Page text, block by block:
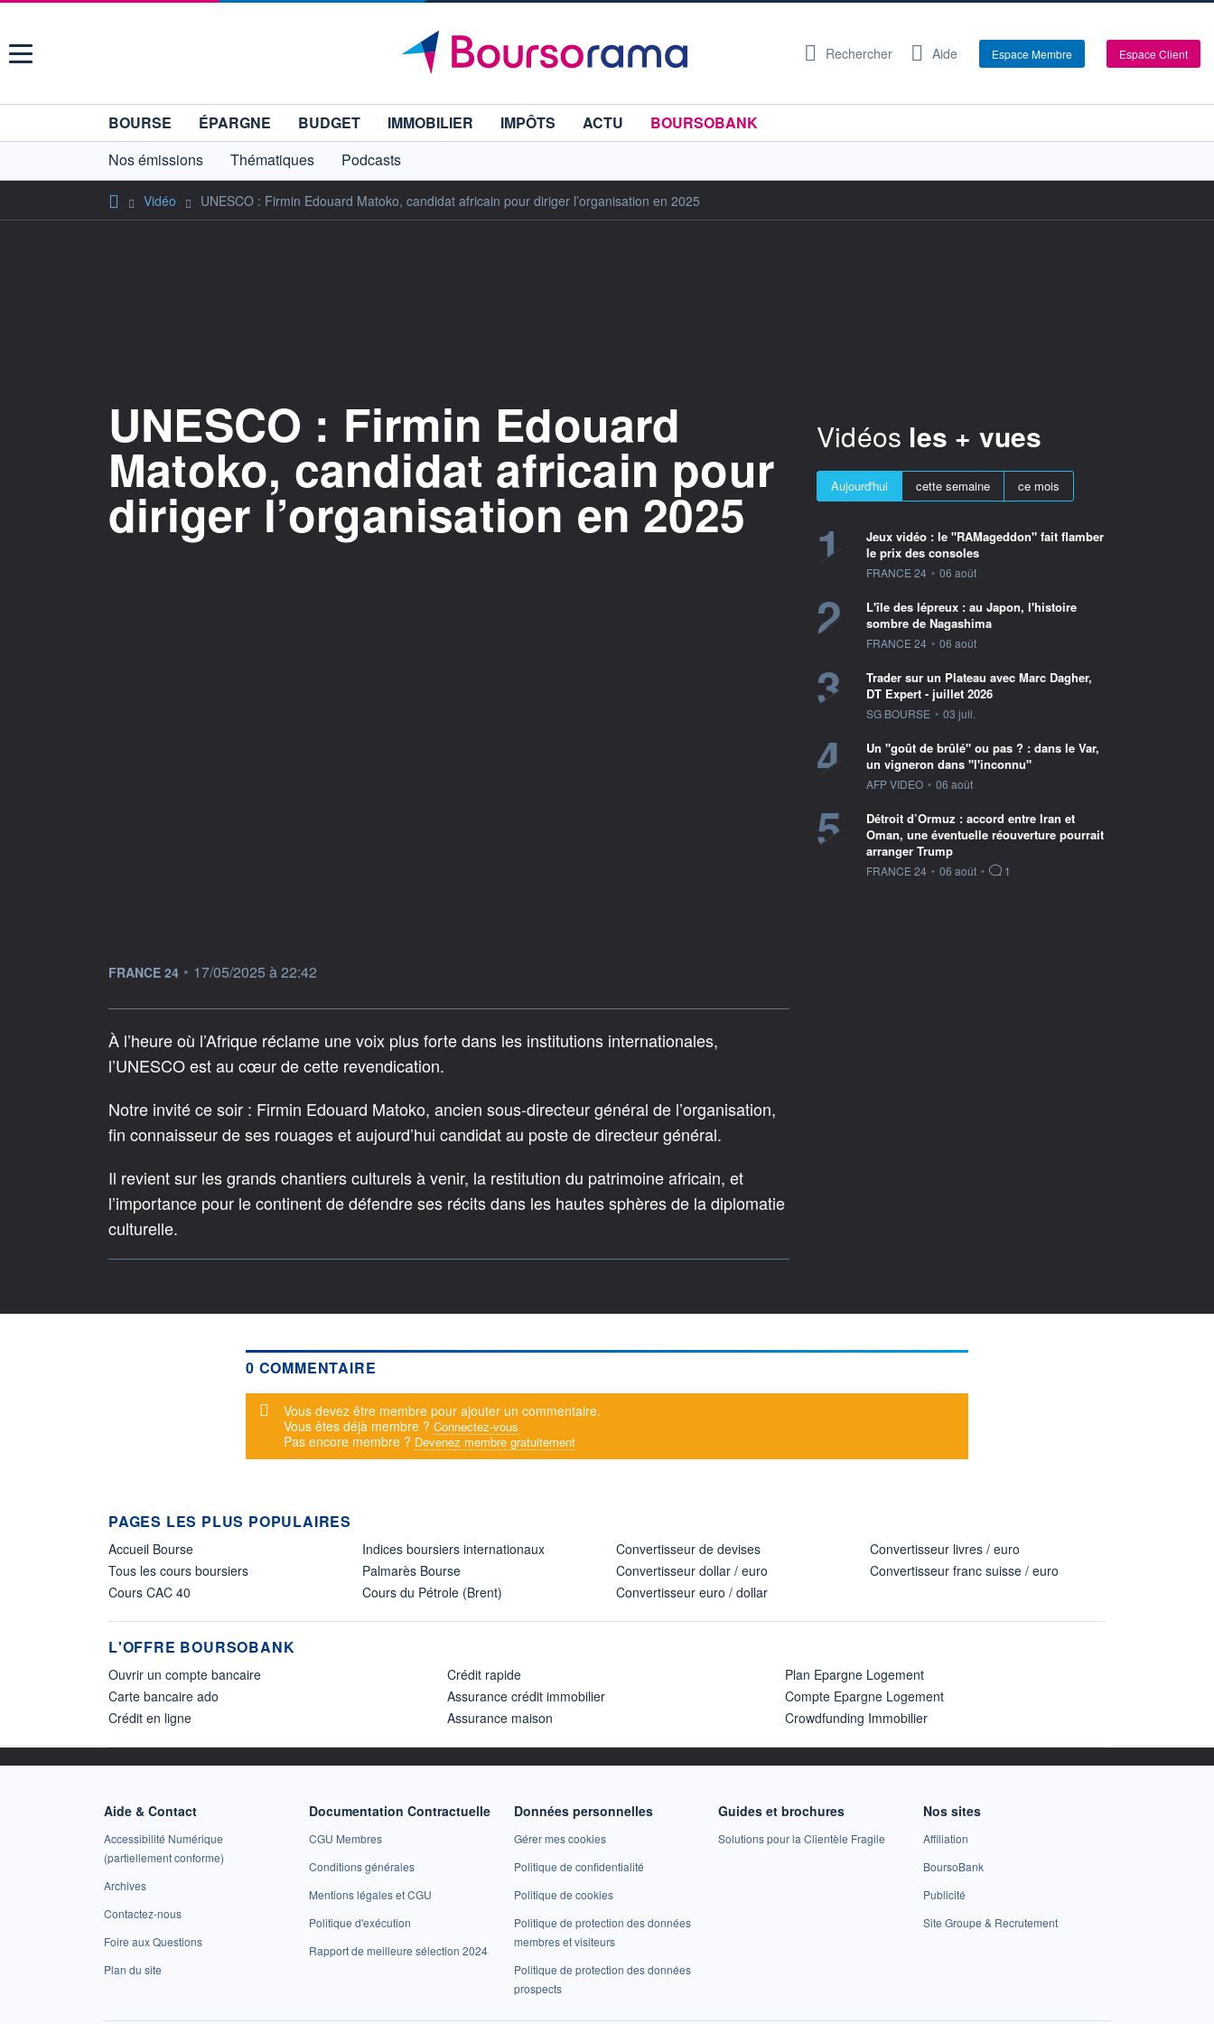
Menu Rechercher Aide Espace Membre Espace Client
BOURSE ÉPARGNE BUDGET IMMOBILIER IMPÔTS ACTU
BOURSOBANK
Nos émissions
Thématiques Podcasts
Vidéo UNESCO : Firmin Edouard Matoko, candidat africain pour diriger l’organisation en 2025
UNESCO : Firmin Edouard
Matoko, candidat africain pour
diriger l’organisation en 2025
information fournie par
FRANCE 24 • 17/05/2025 à 22:42
À l’heure où l’Afrique réclame une voix plus forte dans les institutions internationales,
l’UNESCO est au cœur de cette revendication.
Notre invité ce soir : Firmin Edouard Matoko, ancien sous-directeur général de l’organisation,
fin connaisseur de ses rouages et aujourd’hui candidat au poste de directeur général.
Il revient sur les grands chantiers culturels à venir, la restitution du patrimoine africain, et
l’importance pour le continent de défendre ses récits dans les hautes sphères de la diplomatie
culturelle.
Vidéos les + vues
Aujourd'hui cette semaine ce mois
1
Jeux vidéo : le "RAMageddon" fait flamber
le prix des consoles
information fournie par
FRANCE 24 • 06 août
2
L'île des lépreux : au Japon, l'histoire
sombre de Nagashima
information fournie par
FRANCE 24 • 06 août
3
Trader sur un Plateau avec Marc Dagher,
DT Expert - juillet 2026
information fournie par
SG BOURSE • 03 juil.
4
Un "goût de brûlé" ou pas ? : dans le Var,
un vigneron dans "l'inconnu"
information fournie par
AFP VIDEO • 06 août
5
Détroit d’Ormuz : accord entre Iran et
Oman, une éventuelle réouverture pourrait
arranger Trump
information fournie par
FRANCE 24 • 06 août • 1
0 COMMENTAIRE
Message d'alerte
Vous devez être membre pour ajouter un commentaire.
Vous êtes déjà membre ? Connectez-vous
Pas encore membre ? Devenez membre gratuitement
PAGES LES PLUS POPULAIRES
Accueil Bourse
Tous les cours boursiers
Cours CAC 40
Indices boursiers internationaux
Palmarès Bourse
Cours du Pétrole (Brent)
Convertisseur de devises
Convertisseur dollar / euro
Convertisseur euro / dollar
Convertisseur livres / euro
Convertisseur franc suisse / euro
L'OFFRE BOURSOBANK
Ouvrir un compte bancaire
Carte bancaire ado
Crédit en ligne
Crédit rapide
Assurance crédit immobilier
Assurance maison
Plan Epargne Logement
Compte Epargne Logement
Crowdfunding Immobilier
Aide & Contact
Accessibilité Numérique
(partiellement conforme)
Archives
Contactez-nous
Foire aux Questions
Plan du site
Documentation Contractuelle
CGU Membres
Conditions générales
Mentions légales et CGU
Politique d'exécution
Rapport de meilleure sélection 2024
Données personnelles
Gérer mes cookies
Politique de confidentialité
Politique de cookies
Politique de protection des données
membres et visiteurs
Politique de protection des données
prospects
Guides et brochures
Solutions pour la Clientèle Fragile
Nos sites
Affiliation
BoursoBank
Publicité
Site Groupe & Recrutement